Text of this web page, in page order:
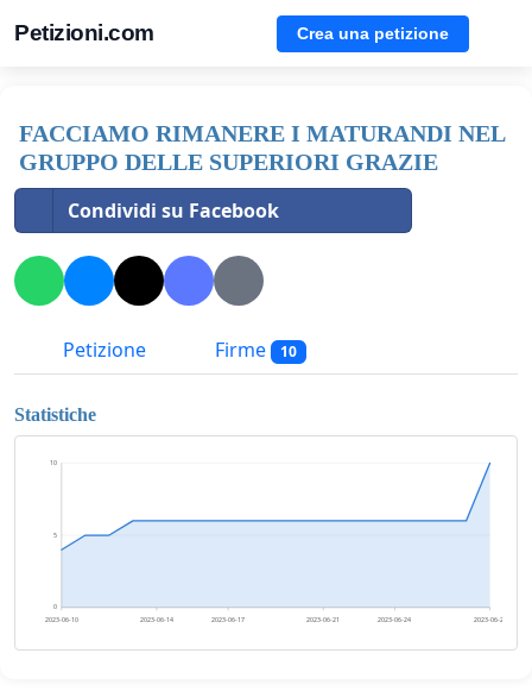
Petizioni.com Crea una petizione
FACCIAMO RIMANERE I MATURANDI NEL
GRUPPO DELLE SUPERIORI GRAZIE
Condividi su Facebook
Petizione Firme 10
Statistiche
0
5
10
2023-06-10 2023-06-14 2023-06-17 2023-06-21 2023-06-24 2023-06-28